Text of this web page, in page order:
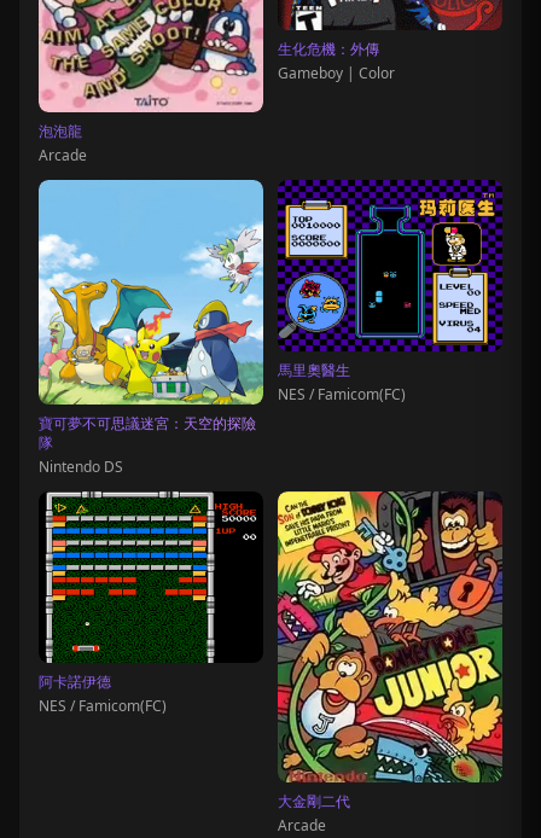
泡泡龍
Arcade
生化危機：外傳
Gameboy | Color
寶可夢不可思議迷宮：天空的探險
隊
Nintendo DS
馬里奧醫生
NES / Famicom(FC)
阿卡諾伊德
NES / Famicom(FC)
大金剛二代
Arcade